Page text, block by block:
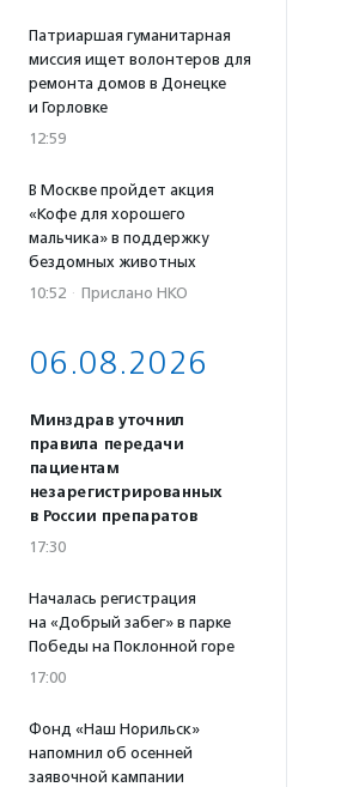
Патриаршая гуманитарная
миссия ищет волонтеров для
ремонта домов в Донецке
и Горловке
12:59
В Москве пройдет акция
«Кофе для хорошего
мальчика» в поддержку
бездомных животных
10:52 · Прислано НКО
06.08.2026
Минздрав уточнил
правила передачи
пациентам
незарегистрированных
в России препаратов
17:30
Началась регистрация
на «Добрый забег» в парке
Победы на Поклонной горе
17:00
Фонд «Наш Норильск»
напомнил об осенней
заявочной кампании